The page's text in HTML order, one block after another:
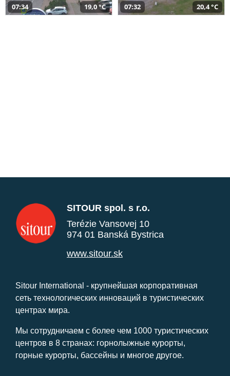
07:34 19,0 °C 07:32 20,4 °C
SITOUR spol. s r.o.
Terézie Vansovej 10
974 01 Banská Bystrica
www.sitour.sk
Sitour International - крупнейшая корпоративная
сеть технологических инноваций в туристических
центрах мира.
Мы сотрудничаем с более чем 1000 туристических
центров в 8 странах: горнолыжные курорты,
горные курорты, бассейны и многое другое.